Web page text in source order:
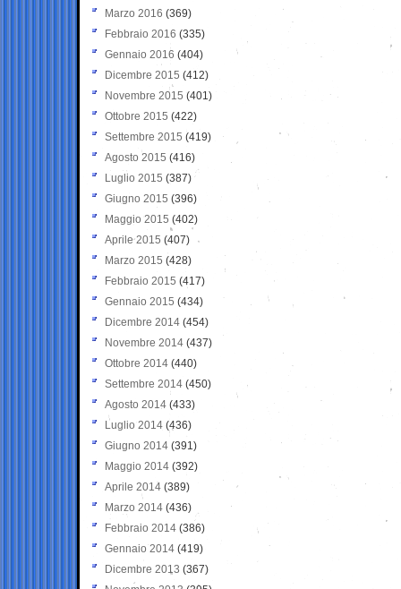
Marzo 2016 (369)
Febbraio 2016 (335)
Gennaio 2016 (404)
Dicembre 2015 (412)
Novembre 2015 (401)
Ottobre 2015 (422)
Settembre 2015 (419)
Agosto 2015 (416)
Luglio 2015 (387)
Giugno 2015 (396)
Maggio 2015 (402)
Aprile 2015 (407)
Marzo 2015 (428)
Febbraio 2015 (417)
Gennaio 2015 (434)
Dicembre 2014 (454)
Novembre 2014 (437)
Ottobre 2014 (440)
Settembre 2014 (450)
Agosto 2014 (433)
Luglio 2014 (436)
Giugno 2014 (391)
Maggio 2014 (392)
Aprile 2014 (389)
Marzo 2014 (436)
Febbraio 2014 (386)
Gennaio 2014 (419)
Dicembre 2013 (367)